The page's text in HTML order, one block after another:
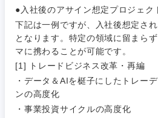
●入社後のアサイン想定プロジェク
下記は一例ですが、入社後想定さ
となります。特定の領域に留まら
マに携わることが可能です。
[1] トレードビジネス改革・再編
・データ＆AIを梃子にしたトレー
ンの高度化
・事業投資サイクルの高度化
ド
管理
人事
事業企画
事業管理
新規事業
M&A・事
管理
SCM
人事
マーケティング
自動車・機械・船舶
電気・電子・半導体
素材・化学・金属
宮城県
福島県
推奨年齢
40代
フリーワード